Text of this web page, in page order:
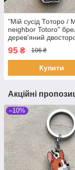
"Мій сусід Тоторо /
neighbor Totoro"
дерев'яний
95 ₴ 106 ₴
Купити
Акційні
–10%